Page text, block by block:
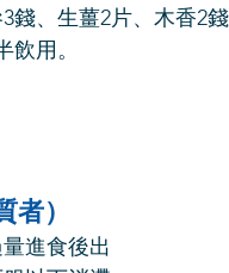
錢、生薑2片、木香2
用。
）
進食後出